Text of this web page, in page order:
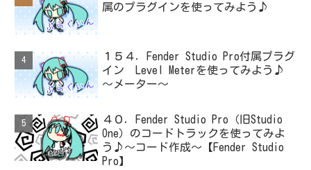
属のプラグインを使ってみよう♪
１５４．Fender Studio Pro付属プラグ
イン Level Meterを使ってみよう♪
～メーター～
４０．Fender Studio Pro（旧Studio
One）のコードトラックを使ってみよ
う♪～コード作成～【Fender Studio
Pro】